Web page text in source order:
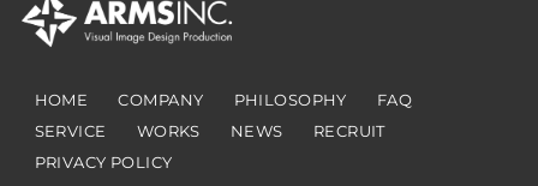
HOME COMPANY PHILOSOPHY
FAQ
SERVICE
WORKS NEWS
RECRUIT
PRIVACY POLICY